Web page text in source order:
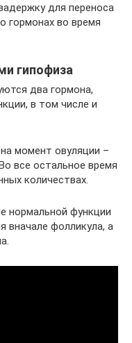
для переноса
гормонах во время
гипофиза
два гормона,
в том числе и
момент овуляции –
все остальное время
количествах.
нормальной функции
вначале фолликула, а